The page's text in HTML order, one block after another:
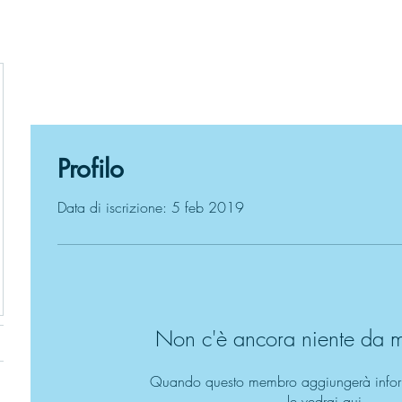
Profilo
Data di iscrizione: 5 feb 2019
Non c'è ancora niente da
Quando questo membro aggiungerà